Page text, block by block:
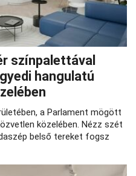
színpalettával
hangulatú
a Parlament mögött
közelében. Nézz szét
belső tereket fogsz